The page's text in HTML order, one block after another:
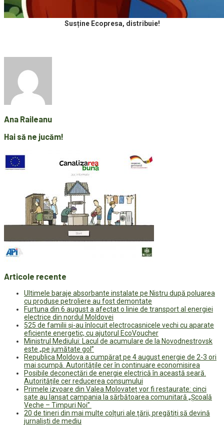
Susține Ecopresa, distribuie!
Ana Raileanu
Hai să ne jucăm!
Articole recente
Ultimele baraje absorbante instalate pe Nistru după poluarea
cu produse petroliere au fost demontate
Furtuna din 6 august a afectat o linie de transport al energiei
electrice din nordul Moldovei
525 de familii și-au înlocuit electrocasnicele vechi cu aparate
eficiente energetic, cu ajutorul EcoVoucher
Ministrul Mediului: Lacul de acumulare de la Novodnestrovsk
este „pe jumătate gol”
Republica Moldova a cumpărat pe 4 august energie de 2-3 ori
mai scumpă. Autoritățile cer în continuare economisirea
Posibile deconectări de energie electrică în această seară.
Autoritățile cer reducerea consumului
Primele izvoare din Valea Molovateț vor fi restaurate: cinci
sate au lansat campania la sărbătoarea comunitară „Școală
Veche – Timpuri Noi”
20 de tineri din mai multe colțuri ale țării, pregătiți să devină
jurnaliști de mediu